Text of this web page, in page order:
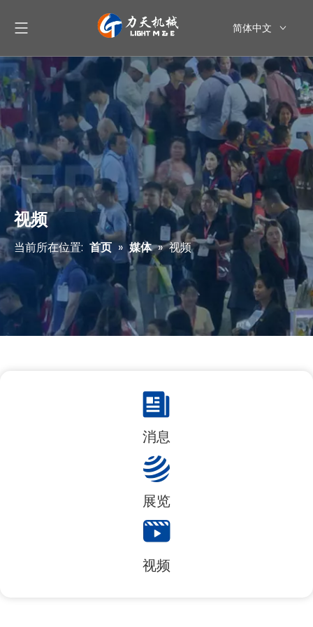
简体中文
العربية
Pусский
Español
视频
当前所在位置: 首页 » 媒体 » 视频
消息
展览
视频